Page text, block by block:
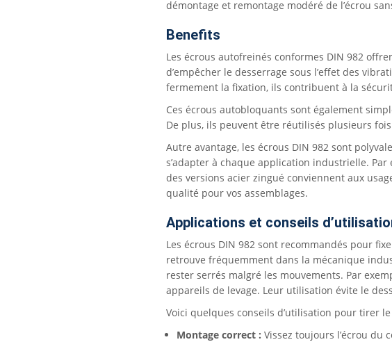
démontage et remontage modéré de l’écrou
Benefits
Les écrous autofreinés conformes DIN 982
d’empêcher le desserrage sous l’effet des
fermement la fixation, ils contribuent à la
Ces écrous autobloquants sont également
De plus, ils peuvent être réutilisés plusieurs
Autre avantage, les écrous DIN 982 sont
s’adapter à chaque application industrielle.
des versions acier zingué conviennent aux
qualité pour vos assemblages.
Applications et conseils
Les écrous DIN 982 sont recommandés pour
retrouve fréquemment dans la mécanique
rester serrés malgré les mouvements. Par
appareils de levage. Leur utilisation évite le
Voici quelques conseils d’utilisation pour tirer
Montage correct : Vissez toujours l’écrou du